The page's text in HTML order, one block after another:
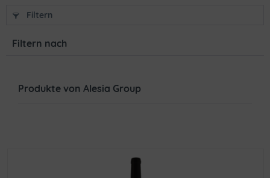
Filtern
Filtern nach
Produkte von Alesia Group